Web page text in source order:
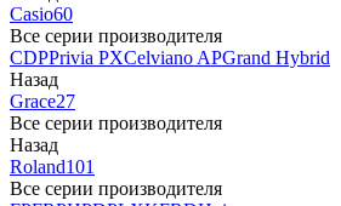
Casio60
Все серии производителя
CDPPrivia PXCelviano APGrand Hybrid
Назад
Grace27
Все серии производителя
Назад
Roland101
Все серии производителя